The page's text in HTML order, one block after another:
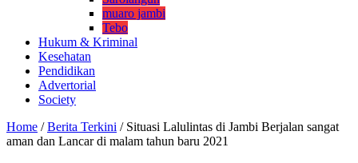
muaro jambi
Tebo
Hukum & Kriminal
Kesehatan
Pendidikan
Advertorial
Society
Home / Berita Terkini / Situasi Lalulintas di Jambi Berjalan sangat
aman dan Lancar di malam tahun baru 2021